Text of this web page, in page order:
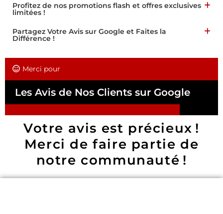
Profitez de nos promotions flash et offres exclusives
limitées !
Partagez Votre Avis sur Google et Faites la
Différence !
Merci pour
Les Avis de Nos Clients sur Google
Votre avis est précieux !
Merci de faire partie de
notre communauté !